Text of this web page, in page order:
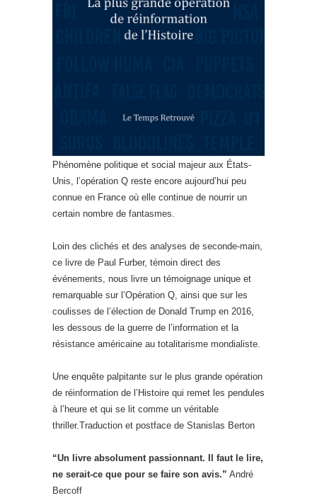
Phénomène politique et social majeur aux États-
Unis, l’opération Q reste encore aujourd’hui peu
connue en France où elle continue de nourrir un
certain nombre de fantasmes.
Loin des clichés et des analyses de seconde-main,
ce livre de Paul Furber, témoin direct des
événements, nous livre un témoignage unique et
remarquable sur l’Opération Q, ainsi que sur les
coulisses de l’élection de Donald Trump en 2016,
les dessous de la guerre de l’information et la
résistance américaine au totalitarisme mondialiste.
Une enquête palpitante sur le plus grande opération
de réinformation de l’Histoire qui remet les pendules
à l’heure et qui se lit comme un véritable
thriller.Traduction et postface de Stanislas Berton
“Un livre absolument passionnant. Il faut le lire,
ne serait-ce que pour se faire son avis.” André
Bercoff